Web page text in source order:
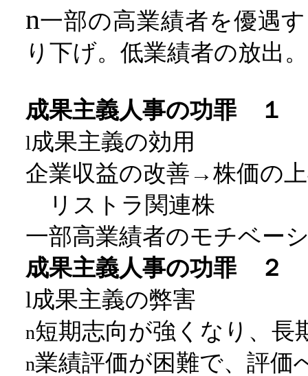
n一部の高業績者を優遇
り下げ。低業績者の放出
成果主義人事の功罪 １
l成果主義の効用
企業収益の改善→株価の
リストラ関連株
一部高業績者のモチベー
成果主義人事の功罪 ２
l成果主義の弊害
n短期志向が強くなり、長
n業績評価が困難で、評価